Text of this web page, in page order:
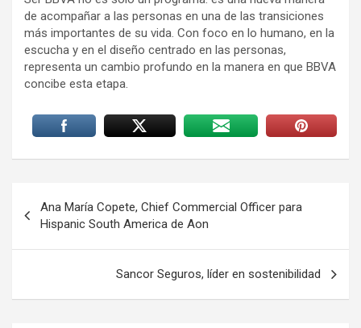
de acompañar a las personas en una de las transiciones
más importantes de su vida. Con foco en lo humano, en la
escucha y en el diseño centrado en las personas,
representa un cambio profundo en la manera en que BBVA
concibe esta etapa.
de
entradas
Ana María Copete, Chief Commercial Officer para
Hispanic South America de Aon
Sancor Seguros, líder en sostenibilidad